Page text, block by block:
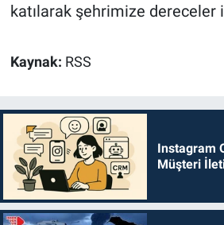
katılarak şehrimize dereceler
Kaynak: RSS
Instagram
Müşteri